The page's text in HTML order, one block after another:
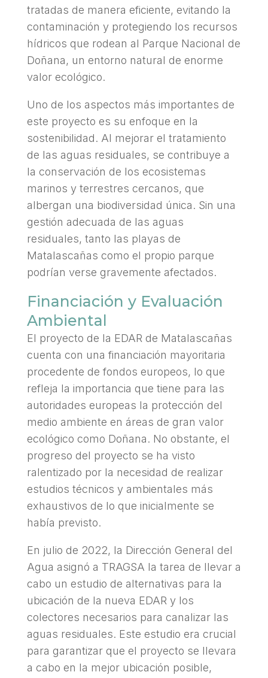
tratadas de manera eficiente, evitando la
contaminación y protegiendo los recursos
hídricos que rodean al Parque Nacional de
Doñana, un entorno natural de enorme
valor ecológico.
Uno de los aspectos más importantes de
este proyecto es su enfoque en la
sostenibilidad. Al mejorar el tratamiento
de las aguas residuales, se contribuye a
la conservación de los ecosistemas
marinos y terrestres cercanos, que
albergan una biodiversidad única. Sin una
gestión adecuada de las aguas
residuales, tanto las playas de
Matalascañas como el propio parque
podrían verse gravemente afectados.
Financiación y Evaluación
Ambiental
El proyecto de la EDAR de Matalascañas
cuenta con una financiación mayoritaria
procedente de fondos europeos, lo que
refleja la importancia que tiene para las
autoridades europeas la protección del
medio ambiente en áreas de gran valor
ecológico como Doñana. No obstante, el
progreso del proyecto se ha visto
ralentizado por la necesidad de realizar
estudios técnicos y ambientales más
exhaustivos de lo que inicialmente se
había previsto.
En julio de 2022, la Dirección General del
Agua asignó a TRAGSA la tarea de llevar a
cabo un estudio de alternativas para la
ubicación de la nueva EDAR y los
colectores necesarios para canalizar las
aguas residuales. Este estudio era crucial
para garantizar que el proyecto se llevara
a cabo en la mejor ubicación posible,